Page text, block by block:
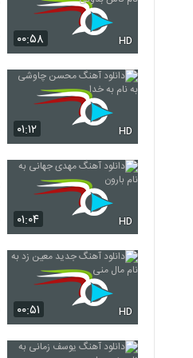
۰۰:۵۸ HD
۰۱:۱۲ HD
۰۱:۰۴ HD
۰۰:۵۱ HD